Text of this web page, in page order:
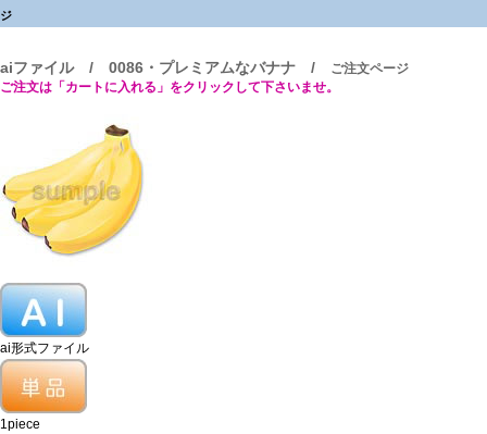
ジ
aiファイル / 0086・プレミアムなバナナ /
ご注文ページ
ご注文は「カートに入れる」をクリックして下さいませ。
ai形式ファイル
1piece